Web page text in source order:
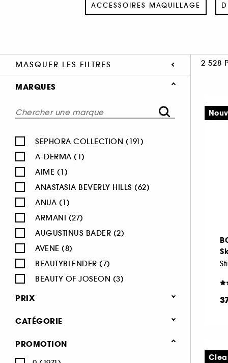
ACCESSOIRES MAQUILLAGE
MASQUER LES FILTRES 2 528
MARQUES
SEPHORA COLLECTION (191)
A-DERMA (1)
AIME (1)
ANASTASIA BEVERLY HILLS (62)
ANUA (1)
ARMANI (27)
AUGUSTINUS BADER (2)
AVENE (8)
BEAUTYBLENDER (7)
BEAUTY OF JOSEON (3)
BLACK UP (33)
BOBBI BROWN (60)
PRIX
CATÉGORIE
Maquillage
PROMOTION